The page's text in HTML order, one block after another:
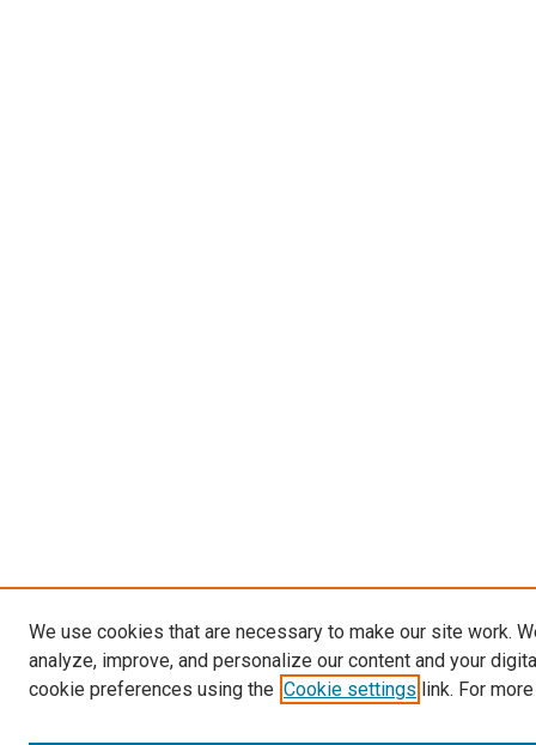
We use cookies that are necessary to make our site work.
analyze, improve, and personalize our content and your
cookie preferences using the Cookie settings link. For